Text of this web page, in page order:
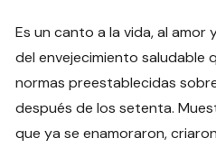
Es un canto a la vida, al amor
del envejecimiento saludable
normas preestablecidas
después de los setenta.
que ya se enamoraron,